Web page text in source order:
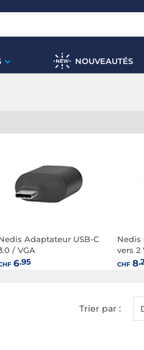
NOUVEAUTÉS
Adaptateur USB-C
/ VGA
6.95
Nedis
vers 2
CHF8
Trier par :